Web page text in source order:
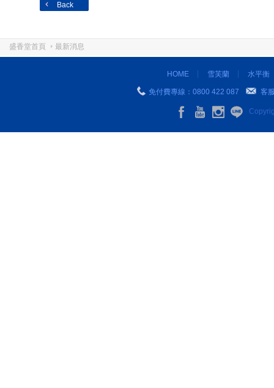
Back
盛香堂首頁 最新消息
HOME 雪芙蘭 水平衡
免付費專線：0800 422 087 客